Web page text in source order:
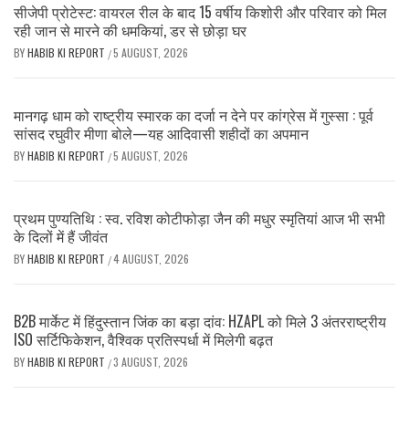
सीजेपी प्रोटेस्ट: वायरल रील के बाद 15 वर्षीय किशोरी और परिवार को मिल
रही जान से मारने की धमकियां, डर से छोड़ा घर
BYHABIB KI REPORT /5 AUGUST, 2026
मानगढ़ धाम को राष्ट्रीय स्मारक का दर्जा न देने पर कांग्रेस में गुस्सा : पूर्व
सांसद रघुवीर मीणा बोले—यह आदिवासी शहीदों का अपमान
BYHABIB KI REPORT /5 AUGUST, 2026
प्रथम पुण्यतिथि : स्व. रविश कोटीफोड़ा जैन की मधुर स्मृतियां आज भी सभी
के दिलों में हैं जीवंत
BYHABIB KI REPORT /4 AUGUST, 2026
B2B मार्केट में हिंदुस्तान जिंक का बड़ा दांव: HZAPL को मिले 3 अंतरराष्ट्रीय
ISO सर्टिफिकेशन, वैश्विक प्रतिस्पर्धा में मिलेगी बढ़त
BYHABIB KI REPORT /3 AUGUST, 2026